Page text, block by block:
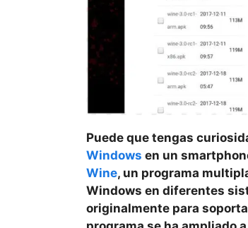
Puede que tengas
Windows en un
Wine, un programa
Windows en diferentes
originalmente para